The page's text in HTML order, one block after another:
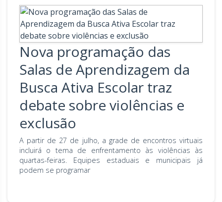
Nova programação das
Salas de Aprendizagem da
Busca Ativa Escolar traz
debate sobre violências e
exclusão
A partir de 27 de julho, a grade de encontros virtuais
incluirá o tema de enfrentamento às violências às
quartas-feiras. Equipes estaduais e municipais já
podem se programar